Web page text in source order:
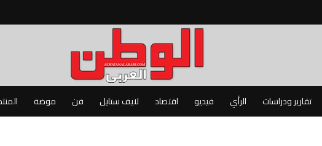
تقارير ودراسات الرأي فيديو اقتصاد لايف ستايل فن موضة